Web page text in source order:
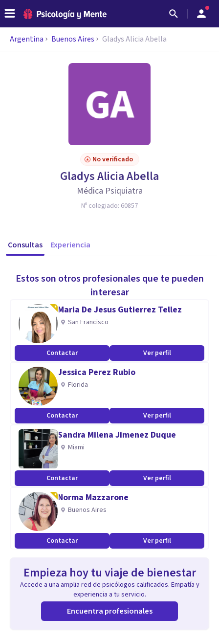
Argentina Buenos Aires Gladys Alicia Abella
No verificado
Gladys Alicia Abella
Médica Psiquiatra
Nº colegiado: 60857
Consultas Experiencia
Estos son otros profesionales que te pueden
interesar
Maria De Jesus Gutierrez Tellez
San Francisco
Contactar Ver perfil
Jessica Perez Rubio
Florida
Contactar Ver perfil
Sandra Milena Jimenez Duque
Miami
Contactar Ver perfil
Norma Mazzarone
Buenos Aires
Contactar Ver perfil
Empieza hoy tu viaje de bienestar
Accede a una amplia red de psicólogos calificados. Empatía y
experiencia a tu servicio.
Encuentra profesionales